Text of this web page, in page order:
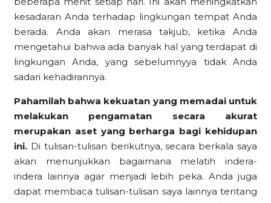
kesadaran Anda terhadap lingkungan tempat Anda
berada. Anda akan merasa takjub, ketika Anda
mengetahui bahwa ada banyak hal yang terdapat di
lingkungan Anda, yang sebelumnyya tidak Anda
sadari kehadirannya.
Pahamilah bahwa kekuatan yang memadai untuk
melakukan pengamatan secara akurat
merupakan aset yang berharga bagi kehidupan
ini. Di tulisan-tulisan berikutnya, secara berkala saya
akan menunjukkan bagaimana melatih indera-
indera lainnya agar menjadi lebih peka. Anda juga
dapat membaca tulisan-tulisan saya lainnya tentang